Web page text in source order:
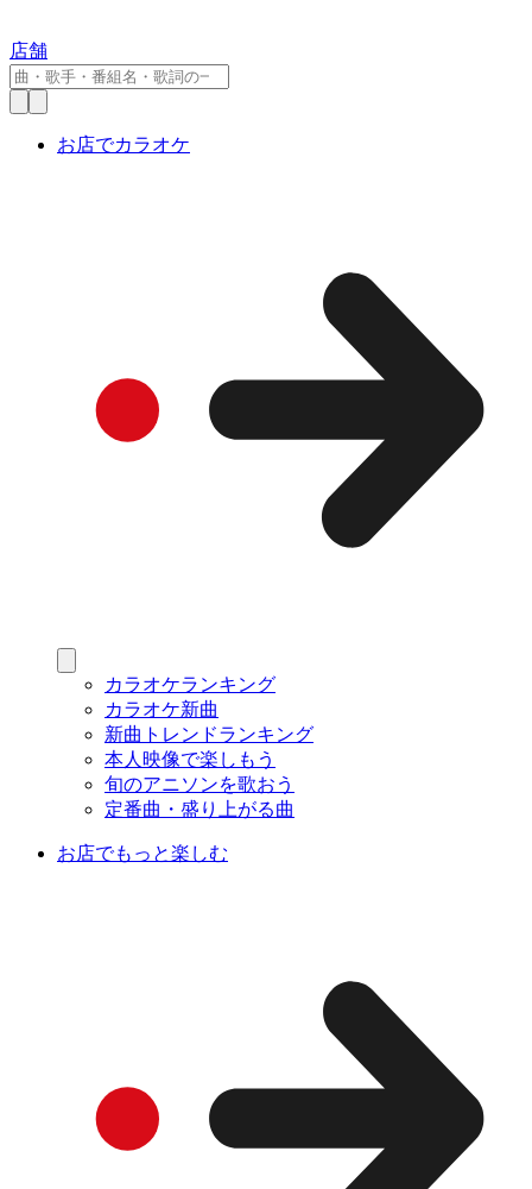
店舗
お店でカラオケ
カラオケランキング
カラオケ新曲
新曲トレンドランキング
本人映像で楽しもう
旬のアニソンを歌おう
定番曲・盛り上がる曲
お店でもっと楽しむ